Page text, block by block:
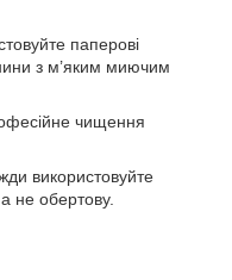
паперові
з м’яким миючим
чищення
використовуйте
не обертову.